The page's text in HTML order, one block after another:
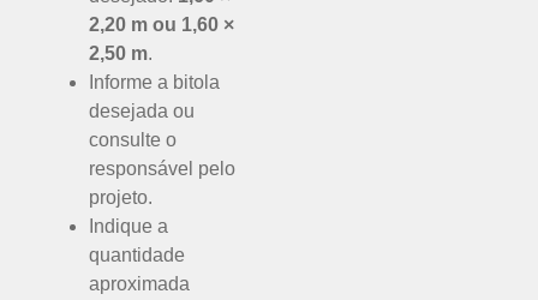
2,20 m ou 1,60 ×
2,50 m.
Informe a bitola
desejada ou
consulte o
responsável pelo
projeto.
Indique a
quantidade
aproximada